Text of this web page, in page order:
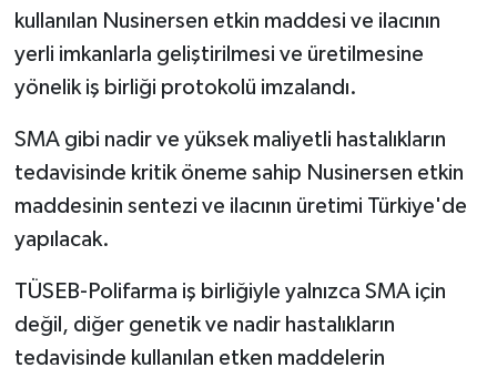
kullanılan Nusinersen etkin maddesi ve ilacının
yerli imkanlarla geliştirilmesi ve üretilmesine
yönelik iş birliği protokolü imzalandı.
SMA gibi nadir ve yüksek maliyetli hastalıkların
tedavisinde kritik öneme sahip Nusinersen etkin
maddesinin sentezi ve ilacının üretimi Türkiye'de
yapılacak.
TÜSEB-Polifarma iş birliğiyle yalnızca SMA için
değil, diğer genetik ve nadir hastalıkların
tedavisinde kullanılan etken maddelerin